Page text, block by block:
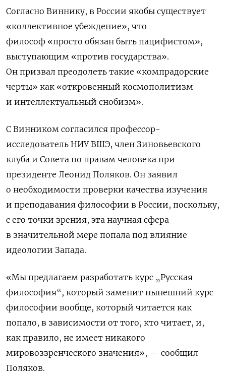
Согласно Виннику, в России якобы существует
«коллективное убеждение», что
философ «просто обязан быть пацифистом»,
выступающим «против государства».
Он призвал преодолеть такие «компрадорские
черты» как «откровенный космополитизм
и интеллектуальный снобизм».
С Винником согласился профессор-
исследователь НИУ ВШЭ, член Зиновьевского
клуба и Совета по правам человека при
президенте Леонид Поляков. Он заявил
о необходимости проверки качества изучения
и преподавания философии в России, поскольку,
с его точки зрения, эта научная сфера
в значительной мере попала под влияние
идеологии Запада.
«Мы предлагаем разработать курс „Русская
философия“, который заменит нынешний курс
философии вообще, который читается как
попало, в зависимости от того, кто читает, и,
как правило, не имеет никакого
мировоззренческого значения», — сообщил
Поляков.